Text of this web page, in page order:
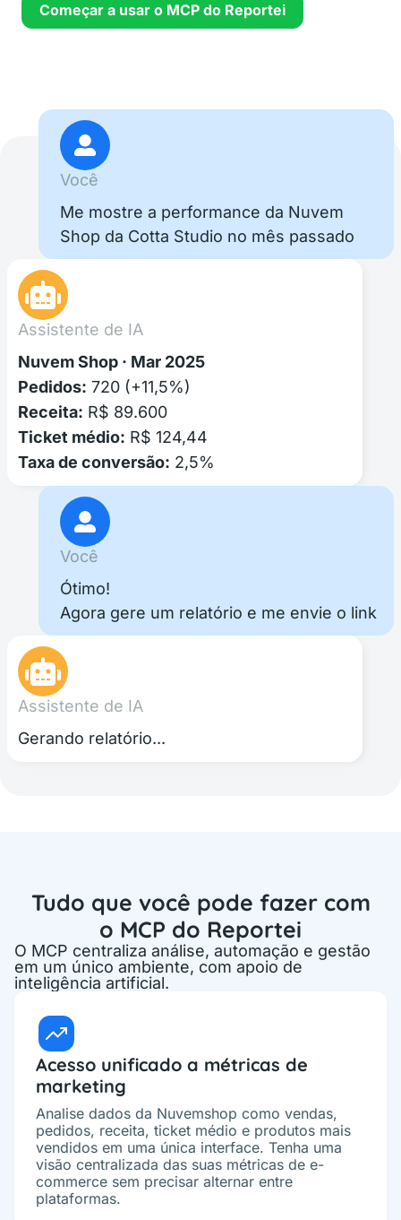
Começar a usar o MCP do Reportei
Você
Me mostre a performance da Nuvem
Shop da Cotta Studio no mês passado
Assistente de IA
Nuvem Shop · Mar 2025
Pedidos: 720 (+11,5%)
Receita: R$ 89.600
Ticket médio: R$ 124,44
Taxa de conversão: 2,5%
Você
Ótimo!
Agora gere um relatório e me envie o link
Assistente de IA
Gerando relatório...
Tudo que você pode fazer com
o MCP do Reportei
O MCP centraliza análise, automação e gestão
em um único ambiente, com apoio de
inteligência artificial.
Acesso unificado a métricas de
marketing
Analise dados da Nuvemshop como vendas,
pedidos, receita, ticket médio e produtos mais
vendidos em uma única interface. Tenha uma
visão centralizada das suas métricas de e-
commerce sem precisar alternar entre
plataformas.